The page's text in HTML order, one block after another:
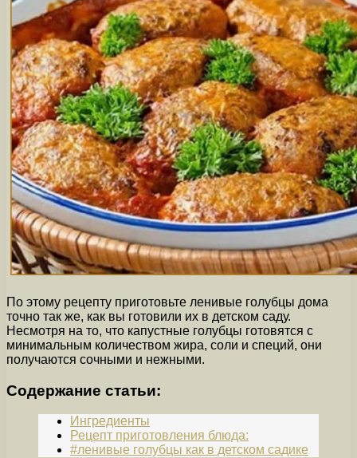
По этому рецепту приготовьте ленивые голубцы дома
точно так же, как вы готовили их в детском саду.
Несмотря на то, что капустные голубцы готовятся с
минимальным количеством жира, соли и специй, они
получаются сочными и нежными.
Содержание статьи:
Ингредиенты
Рецепт приготовления блюда:
#ленивые голубцы как в детском садике